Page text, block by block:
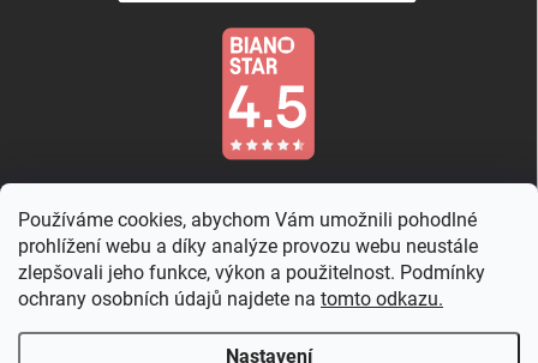
Používáme cookies, abychom Vám umožnili pohodlné
prohlížení webu a díky analýze provozu webu neustále
zlepšovali jeho funkce, výkon a použitelnost. Podmínky
ochrany osobních údajů najdete na tomto odkazu.
Nastavení